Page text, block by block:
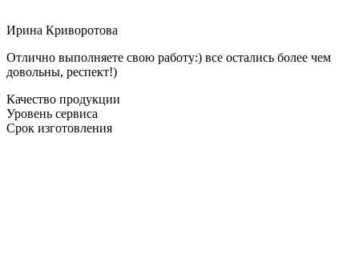
Ирина Криворотова
Отлично выполняете свою работу:) все остались более чем
довольны, респект!)
Качество продукции
Уровень сервиса
Срок изготовления